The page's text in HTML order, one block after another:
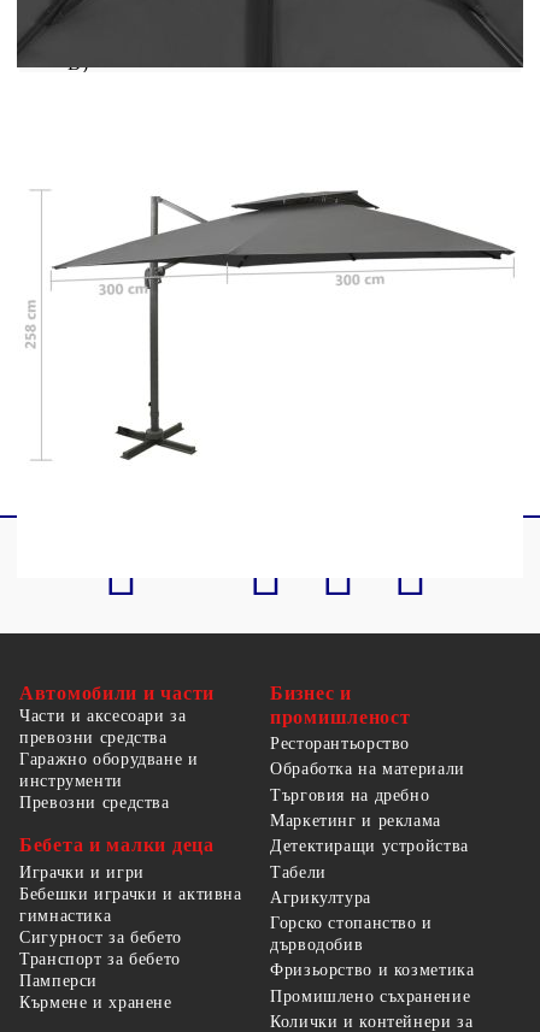
Общи размери: 300 x 300 x 258 cм (Д x Ш x
В)
Със системи за вентилация и манивела
Може да се накланя и е с 360-градусов
въртящ се дизайн
Автомобили и части
Части и аксесоари за
превозни средства
Гаражно оборудване и
инструменти
Превозни средства
Бебета и малки деца
Играчки и игри
Бебешки играчки и активна
гимнастика
Сигурност за бебето
Транспорт за бебето
Памперси
Кърмене и хранене
Бизнес и
промишленост
Ресторантьорство
Обработка на материали
Търговия на дребно
Маркетинг и реклама
Детектиращи устройства
Табели
Агрикултура
Горско стопанство и
дърводобив
Фризьорство и козметика
Промишлено съхранение
Колички и контейнери за